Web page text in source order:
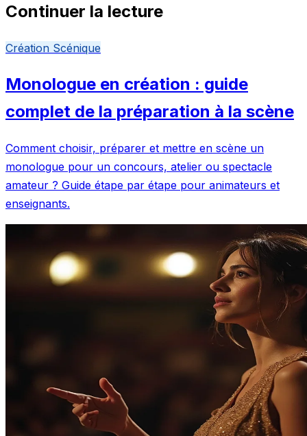
Continuer la lecture
Création Scénique
Monologue en création : guide
complet de la préparation à la scène
Comment choisir, préparer et mettre en scène un
monologue pour un concours, atelier ou spectacle
amateur ? Guide étape par étape pour animateurs et
enseignants.